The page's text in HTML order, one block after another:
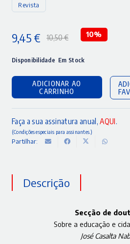
Revista
10,50€
preço
original
era:
10,50 €.
9,45 €
preço
atual
é:
9,45 €.
10%
Disponibilidade Em Stock
ADICIONAR AO
CARRINHO
Faça a sua assinatura anual,AQUI.
(Condições especiais para assinantes.)
Partilhar:
Descrição
Secção de
Sobre a educação e
José Casalta